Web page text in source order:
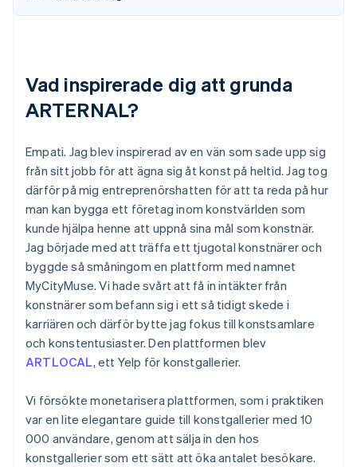
Vad inspirerade dig att grunda
ARTERNAL?
Empati. Jag blev inspirerad av en vän som sade upp sig
från sitt jobb för att ägna sig åt konst på heltid. Jag tog
därför på mig entreprenörshatten för att ta reda på hur
man kan bygga ett företag inom konstvärlden som
kunde hjälpa henne att uppnå sina mål som konstnär.
Jag började med att träffa ett tjugotal konstnärer och
byggde så småningom en plattform med namnet
MyCityMuse. Vi hade svårt att få in intäkter från
konstnärer som befann sig i ett så tidigt skede i
karriären och därför bytte jag fokus till konstsamlare
och konstentusiaster. Den plattformen blev
ARTLOCAL, ett Yelp för konstgallerier.
Vi försökte monetarisera plattformen, som i praktiken
var en lite elegantare guide till konstgallerier med 10
000 användare, genom att sälja in den hos
konstgallerier som ett sätt att öka antalet besökare.